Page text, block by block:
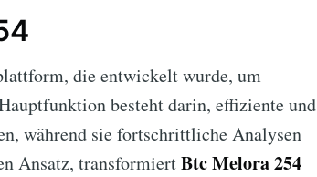
die entwickelt wurde, um
besteht darin, effiziente und
während sie fortschrittliche Analysen
Ansatz, transformiertBtc Melora 254